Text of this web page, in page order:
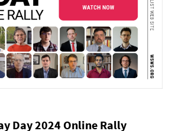
Day 2024 Online Rally